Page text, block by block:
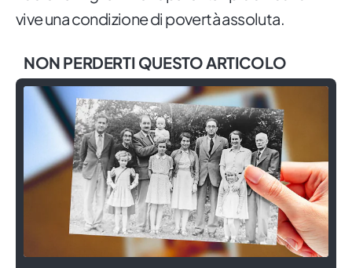
vive una condizione di povertà assoluta.
NON PERDERTI QUESTO ARTICOLO